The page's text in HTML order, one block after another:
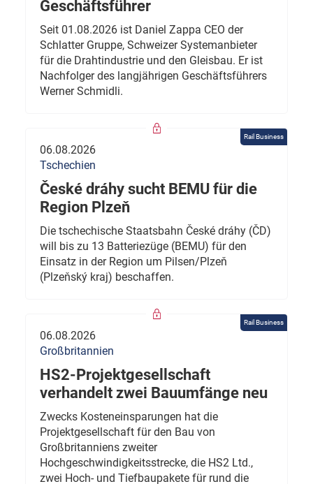
Geschäftsführer
Seit 01.08.2026 ist Daniel Zappa CEO der
Schlatter Gruppe, Schweizer Systemanbieter
für die Drahtindustrie und den Gleisbau. Er ist
Nachfolger des langjährigen Geschäftsführers
Werner Schmidli.
Rail Business
06.08.2026
Tschechien
České dráhy sucht BEMU für die
Region Plzeň
Die tschechische Staatsbahn České dráhy (ČD)
will bis zu 13 Batteriezüge (BEMU) für den
Einsatz in der Region um Pilsen/Plzeň
(Plzeňský kraj) beschaffen.
Rail Business
06.08.2026
Großbritannien
HS2-Projektgesellschaft
verhandelt zwei Bauumfänge neu
Zwecks Kosteneinsparungen hat die
Projektgesellschaft für den Bau von
Großbritanniens zweiter
Hochgeschwindigkeitsstrecke, die HS2 Ltd.,
zwei Hoch- und Tiefbaupakete für rund die